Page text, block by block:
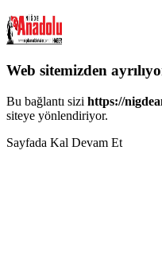
Web sitemizden
Bu bağlantı sizi https://
siteye yönlendiriyor.
Sayfada Kal Devam Et